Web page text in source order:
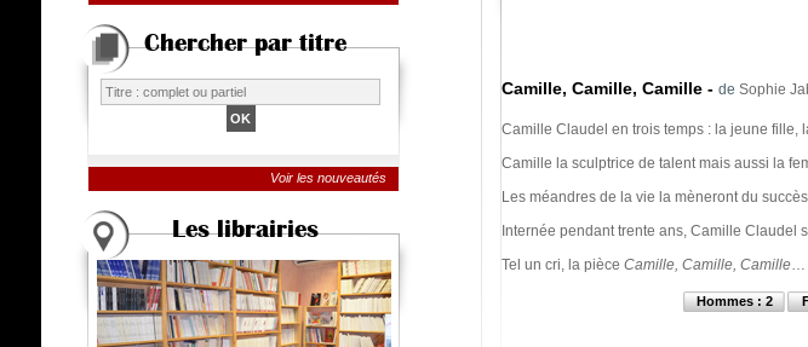
Chercher par titre
Voir les nouveautés
Les librairies
Camille, Camille, Camille -deSophie
Camille Claudel en trois temps : la jeune fille,
Camille la sculptrice de talent mais aussi la
Les méandres de la vie la mèneront du
Internée pendant trente ans, Camille Claudel
Tel un cri, la pièceCamille, Camille, Camille…
Hommes : 2